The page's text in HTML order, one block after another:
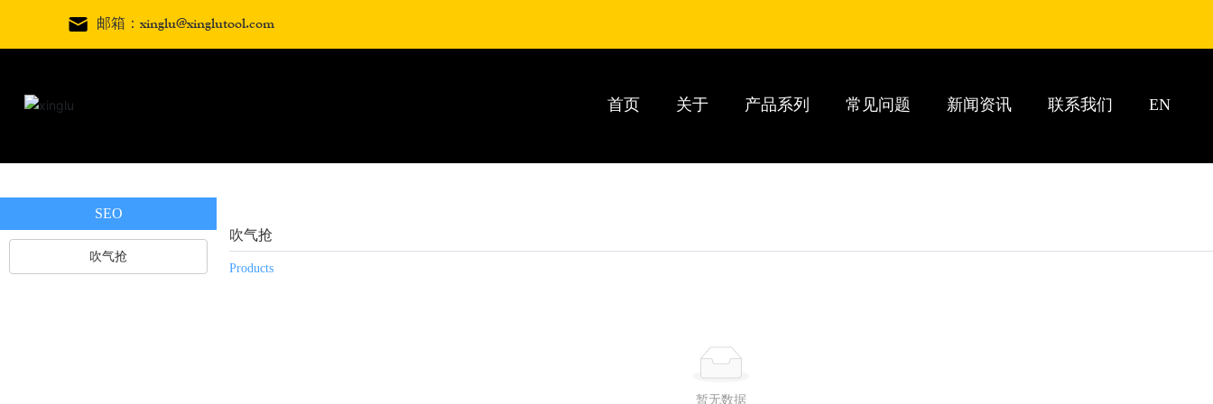
邮箱：xinglu@xinglutool.com
首页 关于 产品系列 常见问题 新闻资讯 联系我们 EN
SEO
吹气抢
吹气抢
Products
暂无数据